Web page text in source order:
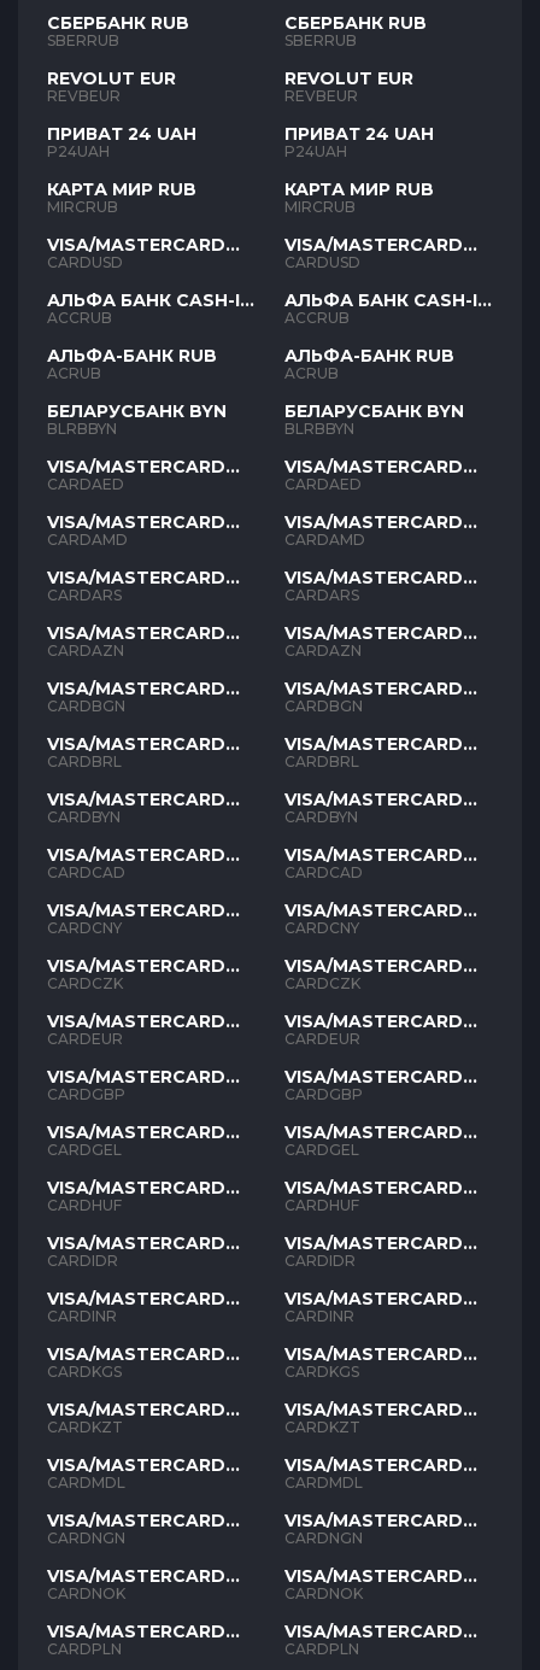
СБЕРБАНК RUB
SBERRUB
REVOLUT EUR
REVBEUR
ПРИВАТ 24 UAH
P24UAH
КАРТА МИР RUB
MIRCRUB
VISA/MASTERCARD
USD
CARDUSD
АЛЬФА БАНК CASH-IN
RUB
ACCRUB
АЛЬФА-БАНК RUB
ACRUB
БЕЛАРУСБАНК BYN
BLRBBYN
VISA/MASTERCARD
AED
CARDAED
VISA/MASTERCARD
AMD
CARDAMD
VISA/MASTERCARD
ARS
CARDARS
VISA/MASTERCARD
AZN
CARDAZN
VISA/MASTERCARD
BGN
CARDBGN
VISA/MASTERCARD
BRL
CARDBRL
VISA/MASTERCARD
BYN
CARDBYN
VISA/MASTERCARD
CAD
CARDCAD
VISA/MASTERCARD
CNY
CARDCNY
VISA/MASTERCARD
CZK
CARDCZK
VISA/MASTERCARD
EUR
CARDEUR
VISA/MASTERCARD
GBP
CARDGBP
VISA/MASTERCARD
GEL
CARDGEL
VISA/MASTERCARD
HUF
CARDHUF
VISA/MASTERCARD
IDR
CARDIDR
VISA/MASTERCARD
INR
CARDINR
VISA/MASTERCARD
KGS
CARDKGS
VISA/MASTERCARD
KZT
CARDKZT
VISA/MASTERCARD
MDL
CARDMDL
VISA/MASTERCARD
NGN
CARDNGN
VISA/MASTERCARD
NOK
CARDNOK
VISA/MASTERCARD
PLN
CARDPLN
СБЕРБАНК RUB
SBERRUB
REVOLUT EUR
REVBEUR
ПРИВАТ 24 UAH
P24UAH
КАРТА МИР RUB
MIRCRUB
VISA/MASTERCARD
USD
CARDUSD
АЛЬФА БАНК CASH-IN
RUB
ACCRUB
АЛЬФА-БАНК RUB
ACRUB
БЕЛАРУСБАНК BYN
BLRBBYN
VISA/MASTERCARD
AED
CARDAED
VISA/MASTERCARD
AMD
CARDAMD
VISA/MASTERCARD
ARS
CARDARS
VISA/MASTERCARD
AZN
CARDAZN
VISA/MASTERCARD
BGN
CARDBGN
VISA/MASTERCARD
BRL
CARDBRL
VISA/MASTERCARD
BYN
CARDBYN
VISA/MASTERCARD
CAD
CARDCAD
VISA/MASTERCARD
CNY
CARDCNY
VISA/MASTERCARD
CZK
CARDCZK
VISA/MASTERCARD
EUR
CARDEUR
VISA/MASTERCARD
GBP
CARDGBP
VISA/MASTERCARD
GEL
CARDGEL
VISA/MASTERCARD
HUF
CARDHUF
VISA/MASTERCARD
IDR
CARDIDR
VISA/MASTERCARD
INR
CARDINR
VISA/MASTERCARD
KGS
CARDKGS
VISA/MASTERCARD
KZT
CARDKZT
VISA/MASTERCARD
MDL
CARDMDL
VISA/MASTERCARD
NGN
CARDNGN
VISA/MASTERCARD
NOK
CARDNOK
VISA/MASTERCARD
PLN
CARDPLN